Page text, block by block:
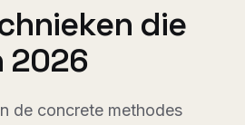
die
2026
de concrete methodes